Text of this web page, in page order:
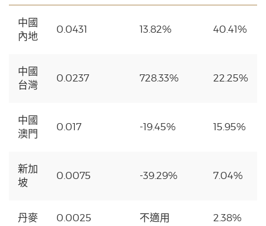
中國
內地
0.0431 13.82% 40.41%
中國
台灣
0.0237 728.33% 22.25%
中國
澳門
0.017 -19.45% 15.95%
新加
坡
0.0075 -39.29% 7.04%
丹麥 0.0025 不適用 2.38%